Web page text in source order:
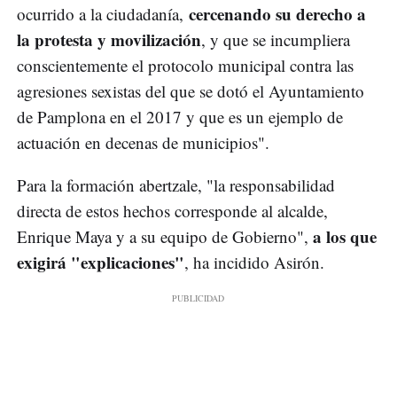
ocurrido a la ciudadanía, cercenando su derecho a
la protesta y movilización, y que se incumpliera
conscientemente el protocolo municipal contra las
agresiones sexistas del que se dotó el Ayuntamiento
de Pamplona en el 2017 y que es un ejemplo de
actuación en decenas de municipios".
Para la formación abertzale, "la responsabilidad
directa de estos hechos corresponde al alcalde,
Enrique Maya y a su equipo de Gobierno", a los que
exigirá "explicaciones", ha incidido Asirón.